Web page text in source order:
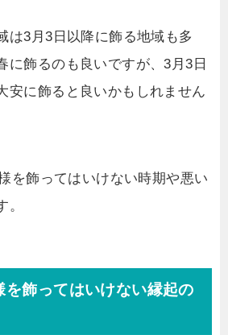
は3月3日以降に飾る地域も多
に飾るのも良いですが、3月3日
安に飾ると良いかもしれません
を飾ってはいけない時期や悪い
。
飾ってはいけない縁起の